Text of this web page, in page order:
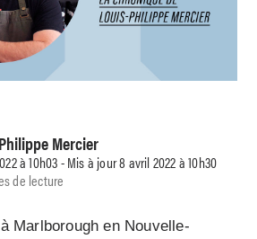
Mercier
à 10h03 - Mis à jour 8 avril 2022 à 10h30
de lecture
Marlborough en Nouvelle-